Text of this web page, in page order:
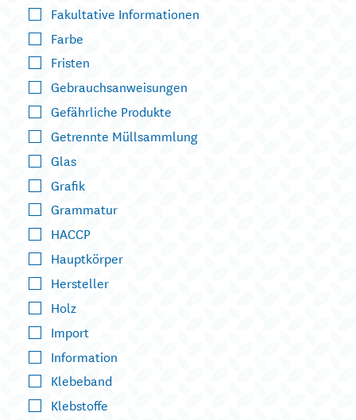
Fakultative Informationen
Farbe
Fristen
Gebrauchsanweisungen
Gefährliche Produkte
Getrennte Müllsammlung
Glas
Grafik
Grammatur
HACCP
Hauptkörper
Hersteller
Holz
Import
Information
Klebeband
Klebstoffe